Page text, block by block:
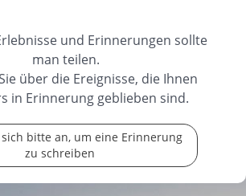
und Erinnerungen sollte
man teilen.
über die Ereignisse, die Ihnen
in Erinnerung geblieben sind.
bitte an, um eine Erinnerung
zu schreiben